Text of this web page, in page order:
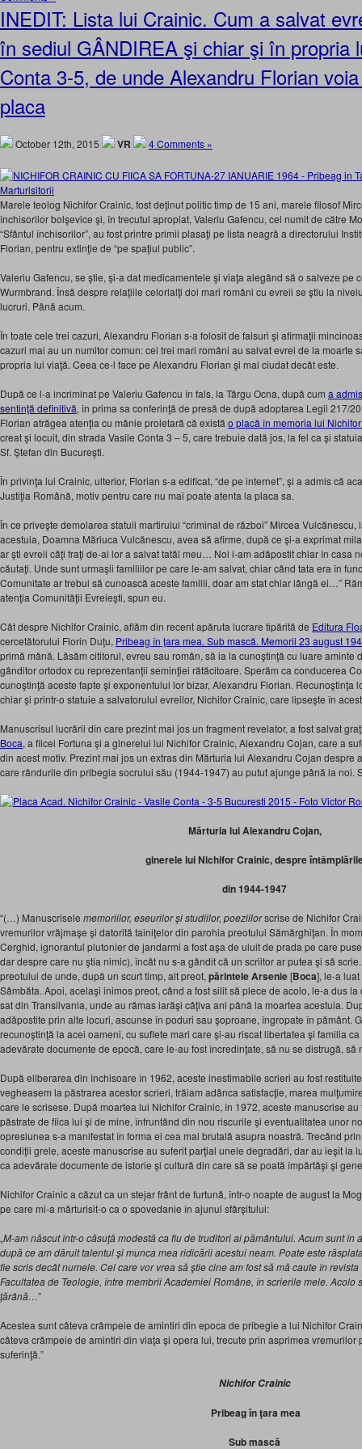
INEDIT: Lista lui Crainic. Cum a salvat
în sediul GÂNDIREA şi chiar şi în propria
Conta 3-5, de unde Alexandru Florian
placa
October 12th, 2015 VR 4 Comments »
Marele teolog Nichifor Crainic, fost deţinut politic timp de 15 ani, marele filosof
închisorilor bolşevice şi, în trecutul apropiat, Valeriu Gafencu, cel numit de către
“Sfântul închisorilor”, au fost printre primii plasaţi pe lista neagră a directorului
Florian, pentru extinţie de “pe spaţiul public”.
Valeriu Gafencu, se ştie, şi-a dat medicamentele şi viaţa alegând să o salveze pe
Wurmbrand. Însă despre relaţiile celorlalţi doi mari români cu evreii se ştiu la
lucruri. Până acum.
În toate cele trei cazuri, Alexandru Florian s-a folosit de falsuri şi afirmaţii
cazuri mai au un numitor comun: cei trei mari români au salvat evrei de la moarte
propria lui viaţă. Ceea ce-l face pe Alexandru Florian şi mai ciudat decât este.
După ce l-a incriminat pe Valeriu Gafencu în fals, la Târgu Ocna, după cum a
sentinţă definitivă, în prima sa conferinţă de presă de după adoptarea Legii 217/
Florian atrăgea atenţia cu mânie proletară că există o placă în memoria lui
creat şi locuit, din strada Vasile Conta 3 – 5, care trebuie dată jos, la fel ca şi
Sf. Ştefan din Bucureşti.
În privinţa lui Crainic, ulterior, Florian s-a edificat, “de pe internet”, şi a admis că
Justiţia Română, motiv pentru care nu mai poate atenta la placa sa.
În ce priveşte demolarea statuii martirului “criminal de război” Mircea
acestuia, Doamna Măriuca Vulcănescu, avea să afirme, după ce şi-a exprimat
ar şti evreii câţi fraţi de-ai lor a salvat tatăl meu… Noi i-am adăpostit chiar în casa
căutaţi. Unde sunt urmaşii familiilor pe care le-am salvat, chiar când tata era în
Comunitate ar trebui să cunoască aceste familii, doar am stat chiar lângă ei…”
atenţia Comunităţii Evreieşti, spun eu.
Cât despre Nichifor Crainic, aflăm din recent apăruta lucrare tipărită de Editura
cercetătorului Florin Duţu, Pribeag în ţara mea. Sub mască. Memorii 23 august
primă mână. Lăsăm cititorul, evreu sau român, să ia la cunoştinţă cu luare aminte
gânditor ortodox cu reprezentanţii seminţiei rătăcitoare. Sperăm ca conducerea
cunoştinţă aceste fapte şi exponentului lor bizar, Alexandru Florian. Recunoştinţa
chiar şi printr-o statuie a salvatorului evreilor, Nichifor Crainic, care lipseşte în
Manuscrisul lucrării din care prezint mai jos un fragment revelator, a fost salvat
Boca, a fiicei Fortuna şi a ginerelui lui Nichifor Crainic, Alexandru Cojan, care a
din acest motiv. Prezint mai jos un extras din Mărturia lui Alexandru Cojan despre
care rândurile din pribegia socrului său (1944-1947) au putut ajunge până la noi.
Mărturia lui Alexandru Cojan,
ginerele lui Nichifor Crainic, despre
din 1944-1947
“(…) Manuscrisele memoriilor, eseurilor şi studiilor, poeziilorscrise de Nichifor
vremurilor vrăjmaşe şi datorită tainiţelor din parohia preotului Sămărghiţan. În
Cerghid, ignorantul plutonier de jandarmi a fost aşa de uluit de prada pe care
dar despre care nu ştia nimic), încât nu s-a gândit că un scriitor ar putea şi să
preotului de unde, după un scurt timp, alt preot, părintele Arsenie[Boca], le-a
Sâmbăta. Apoi, acelaşi inimos preot, când a fost silit să plece de acolo, le-a dus
sat din Transilvania, unde au rămas iarăşi câţiva ani până la moartea acestuia.
adăpostite prin alte locuri, ascunse în poduri sau şoproane, îngropate în pământ.
recunoştinţă la acei oameni, cu suflete mari care şi-au riscat libertatea şi familia
adevărate documente de epocă, care le-au fost încredinţate, să nu se distrugă, să
După eliberarea din închisoare în 1962, aceste inestimabile scrieri au fost
vegheasem la păstrarea acestor scrieri, trăiam adânca satisfacţie, marea
care le scrisese. După moartea lui Nichifor Crainic, în 1972, aceste manuscrise
păstrate de fiica lui şi de mine, înfruntând din nou riscurile şi eventualitatea unor
opresiunea s-a manifestat în forma ei cea mai brutală asupra noastră. Trecând
condiţii grele, aceste manuscrise au suferit parţial unele degradări, dar au ieşit la
ca adevărate documente de istorie şi cultură din care să se poată împărtăşi şi
Nichifor Crainic a căzut ca un stejar frânt de furtună, într-o noapte de august la
pe care mi-a mărturisit-o ca o spovedanie în ajunul sfârşitului:
„M-am născut într-o căsuţă modestă ca fiu de truditori ai pământului. Acum sunt în
după ce am dăruit talentul şi munca mea ridicării acestui neam. Poate este
fie scris decât numele. Cei care vor vrea să ştie cine am fost să mă caute în
Facultatea de Teologie, între membrii Academiei Române, în scrierile mele. Acolo
ţărână…”
Acestea sunt câteva crâmpeie de amintiri din epoca de pribegie a lui Nichifor
câteva crâmpeie de amintiri din viaţa şi opera lui, trecute prin asprimea vremurilor
suferinţă.”
Nichifor Crainic
Pribeag în ţara mea
Sub mască